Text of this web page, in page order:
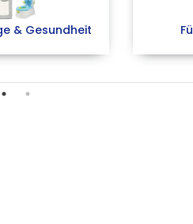
& Gesundheit